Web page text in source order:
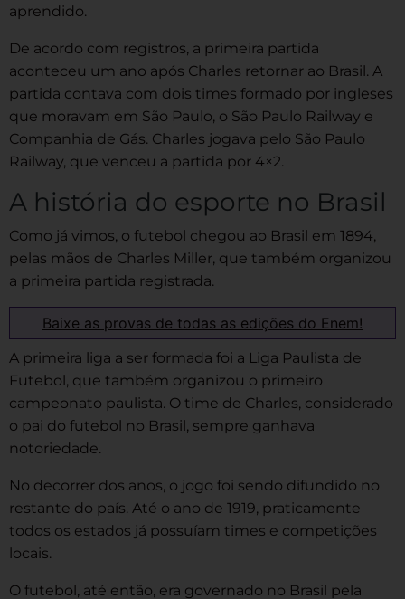
aprendido.
De acordo com registros, a primeira partida
aconteceu um ano após Charles retornar ao Brasil. A
partida contava com dois times formado por ingleses
que moravam em São Paulo, o São Paulo Railway e
Companhia de Gás. Charles jogava pelo São Paulo
Railway, que venceu a partida por 4×2.
A história do esporte no Brasil
Como já vimos, o futebol chegou ao Brasil em 1894,
pelas mãos de Charles Miller, que também organizou
a primeira partida registrada.
Baixe as provas de todas as edições do Enem!
A primeira liga a ser formada foi a Liga Paulista de
Futebol, que também organizou o primeiro
campeonato paulista. O time de Charles, considerado
o pai do futebol no Brasil, sempre ganhava
notoriedade.
No decorrer dos anos, o jogo foi sendo difundido no
restante do país. Até o ano de 1919, praticamente
todos os estados já possuíam times e competições
locais.
O futebol, até então, era governado no Brasil pela